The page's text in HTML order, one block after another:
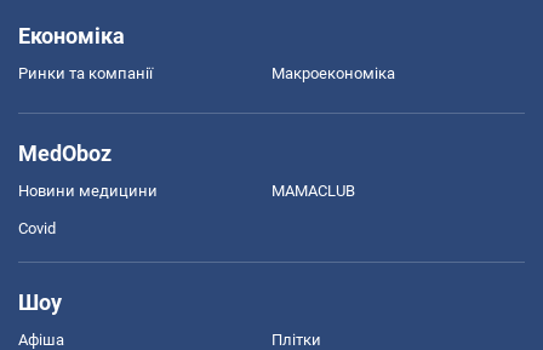
Економіка
Ринки та компанії Макроекономіка
MedOboz
Новини медицини MAMACLUB
Covid
Шоу
Афіша Плітки